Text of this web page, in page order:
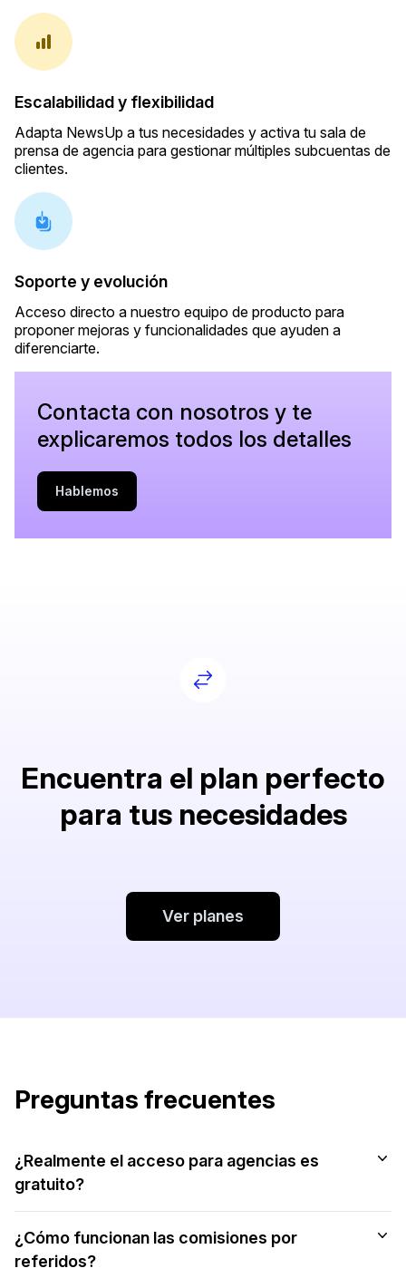
Escalabilidad y flexibilidad
Adapta NewsUp a tus necesidades y activa tu sala de
prensa de agencia para gestionar múltiples subcuentas de
clientes.
Soporte y evolución
Acceso directo a nuestro equipo de producto para
proponer mejoras y funcionalidades que ayuden a
diferenciarte.
Contacta con nosotros y te
explicaremos todos los detalles
Hablemos
Encuentra el plan perfecto
para tus necesidades
Ver planes
Preguntas frecuentes
¿Realmente el acceso para agencias es
gratuito?
¿Cómo funcionan las comisiones por
referidos?